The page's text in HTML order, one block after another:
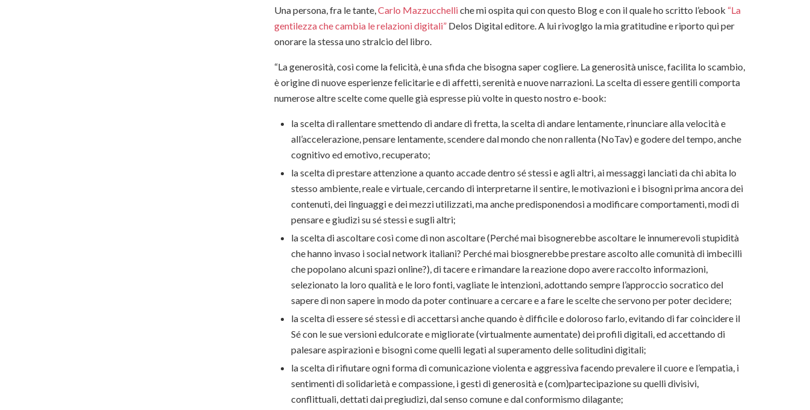
Una persona, fra le tante,Carlo Mazzucchelliche mi ospita qui con questo Blog e con il quale ho scritto l’ebook “La
gentilezza che cambia le relazioni digitali” Delos Digital editore. A lui rivoglgo la mia gratitudine e riporto qui per
onorare la stessa uno stralcio del libro.
“La generosità, così come la felicità, è una sfida che bisogna saper cogliere. La generosità unisce, facilita lo scambio,
è origine di nuove esperienze felicitarie e di affetti, serenità e nuove narrazioni. La scelta di essere gentili comporta
numerose altre scelte come quelle già espresse più volte in questo nostro e-book:
la scelta di rallentare smettendo di andare di fretta, la scelta di andare lentamente, rinunciare alla velocità e
all’accelerazione, pensare lentamente, scendere dal mondo che non rallenta (NoTav) e godere del tempo, anche
cognitivo ed emotivo, recuperato;
la scelta di prestare attenzione a quanto accade dentro sé stessi e agli altri, ai messaggi lanciati da chi abita lo
stesso ambiente, reale e virtuale, cercando di interpretarne il sentire, le motivazioni e i bisogni prima ancora dei
contenuti, dei linguaggi e dei mezzi utilizzati, ma anche predisponendosi a modificare comportamenti, modi di
pensare e giudizi su sé stessi e sugli altri;
la scelta di ascoltare così come di non ascoltare (Perché mai bisognerebbe ascoltare le innumerevoli stupidità
che hanno invaso i social network italiani? Perché mai biosgnerebbe prestare ascolto alle comunità di imbecilli
che popolano alcuni spazi online?), di tacere e rimandare la reazione dopo avere raccolto informazioni,
selezionato la loro qualità e le loro fonti, vagliate le intenzioni, adottando sempre l’approccio socratico del
sapere di non sapere in modo da poter continuare a cercare e a fare le scelte che servono per poter decidere;
la scelta di essere sé stessi e di accettarsi anche quando è difficile e doloroso farlo, evitando di far coincidere il
Sé con le sue versioni edulcorate e migliorate (virtualmente aumentate) dei profili digitali, ed accettando di
palesare aspirazioni e bisogni come quelli legati al superamento delle solitudini digitali;
la scelta di rifiutare ogni forma di comunicazione violenta e aggressiva facendo prevalere il cuore e l’empatia, i
sentimenti di solidarietà e compassione, i gesti di generosità e (com)partecipazione su quelli divisivi,
conflittuali, dettati dai pregiudizi, dal senso comune e dal conformismo dilagante;